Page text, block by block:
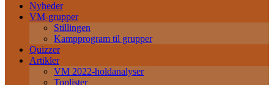
Nyheder
VM-grupper
Stillingen
Kampprogram til grupper
Quizzer
Artikler
VM 2022-holdanalyser
Toplister